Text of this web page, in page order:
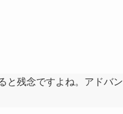
と残念ですよね。アドバン